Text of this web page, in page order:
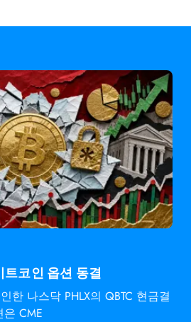
트코인 옵션 동결
한 나스닥 PHLX의 QBTC 현금결
CME